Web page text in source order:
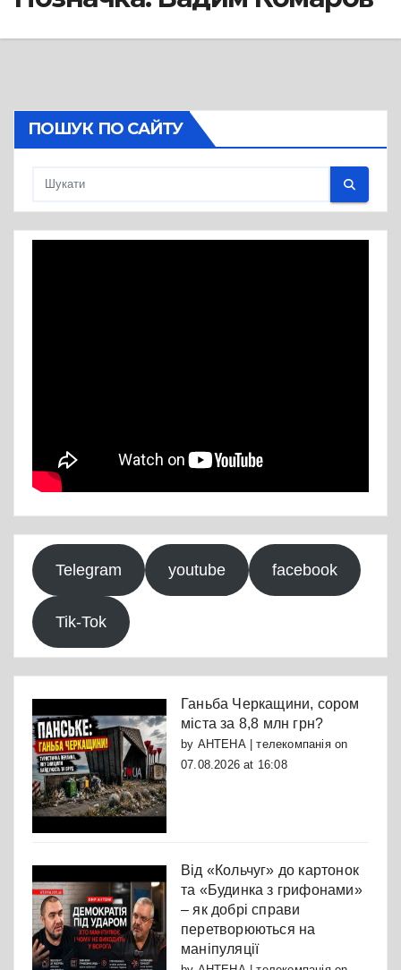
ПОШУК ПО САЙТУ
Telegram youtube facebook
Tik-Tok
Ганьба Черкащини, сором
міста за 8,8 млн грн?
by АНТЕНА | телекомпаніяon
07.08.2026 at 16:08
Від «Кольчуг» до картонок
та «Будинка з грифонами»
– як добрі справи
перетворюються на
маніпуляції